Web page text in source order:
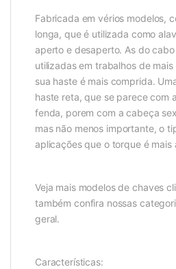
Fabricada em vérios modelos,
longa, que é utilizada como
aperto e desaperto. As do cabo
utilizadas em trabalhos de
sua haste é mais comprida.
haste reta, que se parece com
fenda, porem com a cabeça
mas não menos importante, o
aplicações que o torque é mais
Veja mais modelos de chaves
também confira nossas
geral.
Características: